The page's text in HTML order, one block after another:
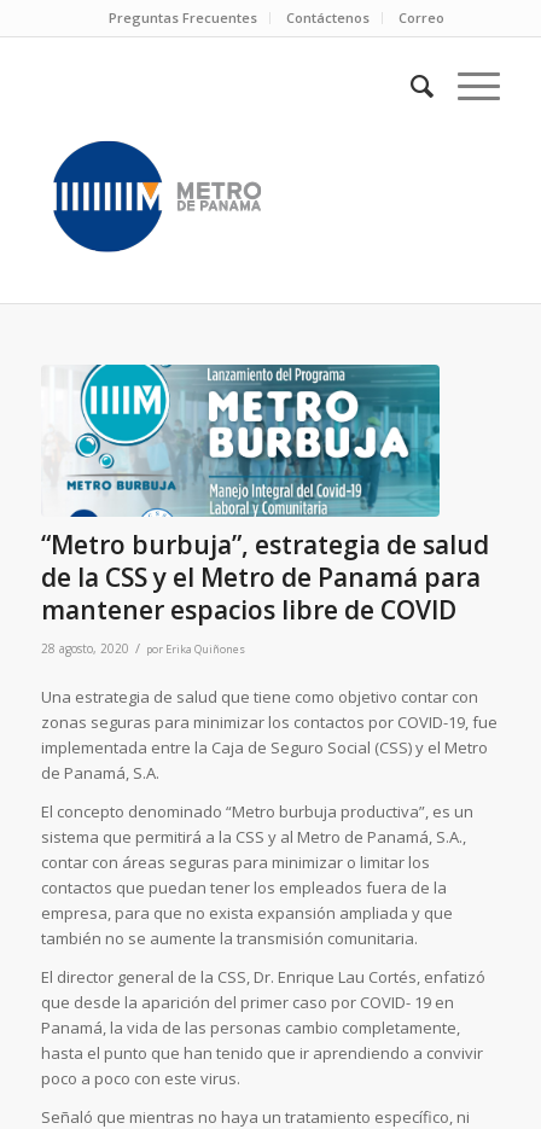
Preguntas Frecuentes Contáctenos Correo
“Metro burbuja”, estrategia de salud
de la CSS y el Metro de Panamá para
mantener espacios libre de COVID
28 agosto, 2020 / por Erika Quiñones
Una estrategia de salud que tiene como objetivo contar con
zonas seguras para minimizar los contactos por COVID-19, fue
implementada entre la Caja de Seguro Social (CSS) y el Metro
de Panamá, S.A.
El concepto denominado “Metro burbuja productiva”, es un
sistema que permitirá a la CSS y al Metro de Panamá, S.A.,
contar con áreas seguras para minimizar o limitar los
contactos que puedan tener los empleados fuera de la
empresa, para que no exista expansión ampliada y que
también no se aumente la transmisión comunitaria.
El director general de la CSS, Dr. Enrique Lau Cortés, enfatizó
que desde la aparición del primer caso por COVID- 19 en
Panamá, la vida de las personas cambio completamente,
hasta el punto que han tenido que ir aprendiendo a convivir
poco a poco con este virus.
Señaló que mientras no haya un tratamiento específico, ni